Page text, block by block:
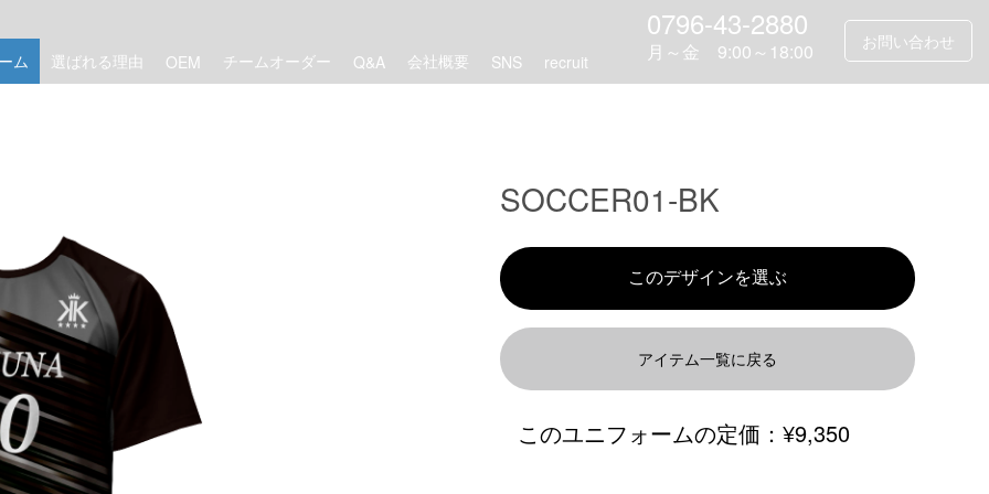
お問い合わせ
0796-43-2880
月～金 9:00～18:00
ム 選ばれる理由 OEM チームオーダー Q&A 会社概要 SNS recruit
SOCCER01-BK
アイテム一覧に戻る
このユニフォームの定価： ¥9,350